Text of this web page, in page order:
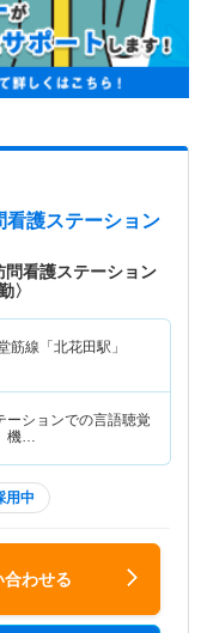
看護ステーション
問看護ステーション
〉
筋線「北花田駅」
ーションでの言語聴覚
機…
用中
合わせる